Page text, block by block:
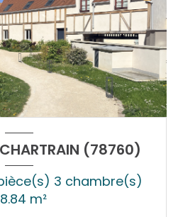
(78760)
98.84 m²